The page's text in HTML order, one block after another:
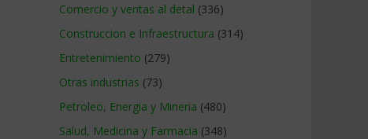
Comercio y ventas al detal (336)
Construccion e Infraestructura (314)
Entretenimiento (279)
Otras industrias (73)
Petroleo, Energia y Mineria (480)
Salud, Medicina y Farmacia (348)